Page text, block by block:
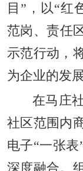
目”，以“红
范岗、责任
示范行动，
为企业的发
在马庄
社区范围内
电子“一张